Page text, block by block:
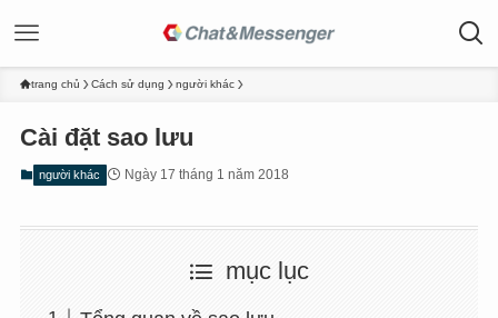
trang chủ Cách sử dụng người khác
Cài đặt sao lưu
người khác Ngày 17 tháng 1 năm 2018
mục lục